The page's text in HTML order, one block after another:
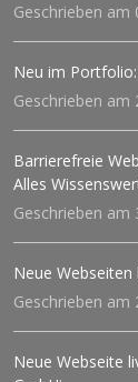
Geschrieben am
Neu im
Geschrieben
Barrierefreie
Alles
Geschrieben am
Neue
Geschrieben am
Neue Webseite